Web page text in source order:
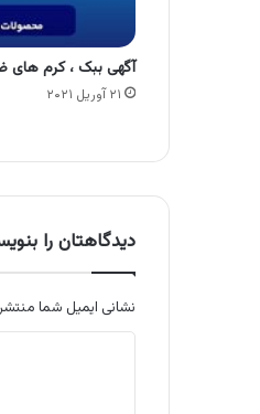
آگهی ببک ، کرم های
۲۱ آوریل ۲۰۲۱
دیدگاهتان را
نشانی ایمیل شما